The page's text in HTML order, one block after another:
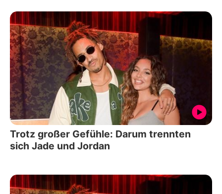
Trotz großer Gefühle: Darum trennten
sich Jade und Jordan